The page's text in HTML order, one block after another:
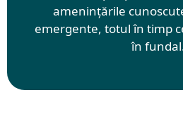
amenințările
emergente, totul în timp
în